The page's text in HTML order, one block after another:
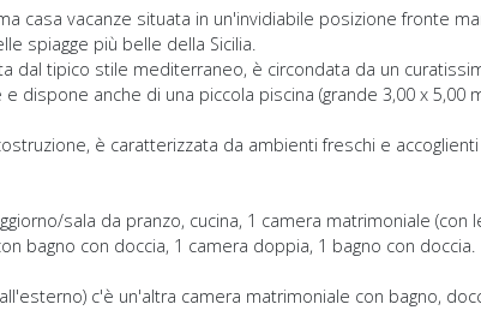
casa vacanze situata in un'invidiabile posizione fronte
spiagge più belle della Sicilia.
dal tipico stile mediterraneo, è circondata da un
dispone anche di una piccola piscina (grande 3,00 x 5,00
è caratterizzata da ambienti freschi e
sala da pranzo, cucina, 1 camera matrimoniale (con
bagno con doccia, 1 camera doppia, 1 bagno con doccia.
c'è un'altra camera matrimoniale con bagno,